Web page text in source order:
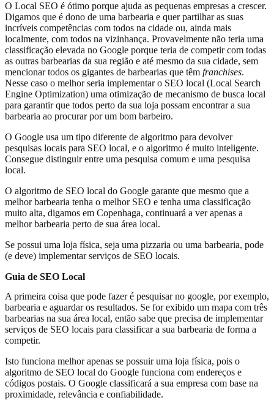
O Local SEO é ótimo porque ajuda as pequenas empresas a crescer.
Digamos que é dono de uma barbearia e quer partilhar as suas
incríveis competências com todos na cidade ou, ainda mais
localmente, com todos na vizinhança. Provavelmente não teria uma
classificação elevada no Google porque teria de competir com todas
as outras barbearias da sua região e até mesmo da sua cidade, sem
mencionar todos os gigantes de barbearias que têm franchises.
Nesse caso o melhor seria implementar o SEO local (Local Search
Engine Optimization) uma otimização de mecanismo de busca local
para garantir que todos perto da sua loja possam encontrar a sua
barbearia ao procurar por um bom barbeiro.
O Google usa um tipo diferente de algoritmo para devolver
pesquisas locais para SEO local, e o algoritmo é muito inteligente.
Consegue distinguir entre uma pesquisa comum e uma pesquisa
local.
O algoritmo de SEO local do Google garante que mesmo que a
melhor barbearia tenha o melhor SEO e tenha uma classificação
muito alta, digamos em Copenhaga, continuará a ver apenas a
melhor barbearia perto de sua área local.
Se possui uma loja física, seja uma pizzaria ou uma barbearia, pode
(e deve) implementar serviços de SEO locais.
Guia de SEO Local
A primeira coisa que pode fazer é pesquisar no google, por exemplo,
barbearia e aguardar os resultados. Se for exibido um mapa com três
barbearias na sua área local, então sabe que precisa de implementar
serviços de SEO locais para classificar a sua barbearia de forma a
competir.
Isto funciona melhor apenas se possuir uma loja física, pois o
algoritmo de SEO local do Google funciona com endereços e
códigos postais. O Google classificará a sua empresa com base na
proximidade, relevância e confiabilidade.